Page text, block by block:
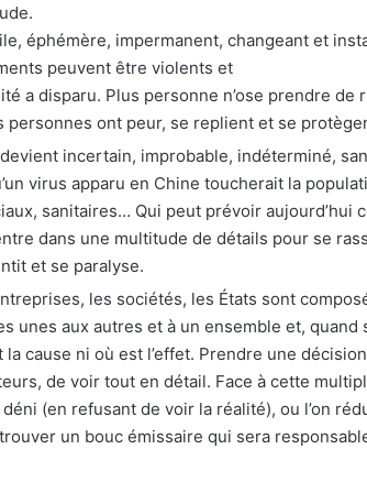
éphémère, impermanent, changeant et
peuvent être violents et
a disparu. Plus personne n’ose prendre de
personnes ont peur, se replient et se
incertain, improbable, indéterminé,
virus apparu en Chine toucherait la
sanitaires… Qui peut prévoir aujourd’hui
dans une multitude de détails pour se
et se paralyse.
les sociétés, les États sont
unes aux autres et à un ensemble et,
la cause ni où est l’effet. Prendre une
de voir tout en détail. Face à cette
déni (en refusant de voir la réalité), ou l’on
un bouc émissaire qui sera